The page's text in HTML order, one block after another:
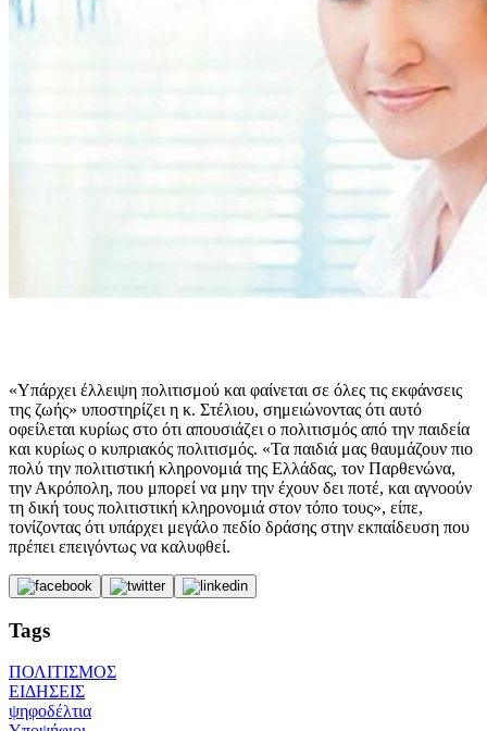
«Υπάρχει έλλειψη πολιτισμού και φαίνεται σε όλες τις εκφάνσεις
της ζωής» υποστηρίζει η κ. Στέλιου, σημειώνοντας ότι αυτό
οφείλεται κυρίως στο ότι απουσιάζει ο πολιτισμός από την παιδεία
και κυρίως ο κυπριακός πολιτισμός. «Τα παιδιά μας θαυμάζουν πιο
πολύ την πολιτιστική κληρονομιά της Ελλάδας, τον Παρθενώνα,
την Ακρόπολη, που μπορεί να μην την έχουν δει ποτέ, και αγνοούν
τη δική τους πολιτιστική κληρονομιά στον τόπο τους», είπε,
τονίζοντας ότι υπάρχει μεγάλο πεδίο δράσης στην εκπαίδευση που
πρέπει επειγόντως να καλυφθεί.
Tags
ΠΟΛΙΤΙΣΜΟΣ
ΕΙΔΗΣΕΙΣ
ψηφοδέλτια